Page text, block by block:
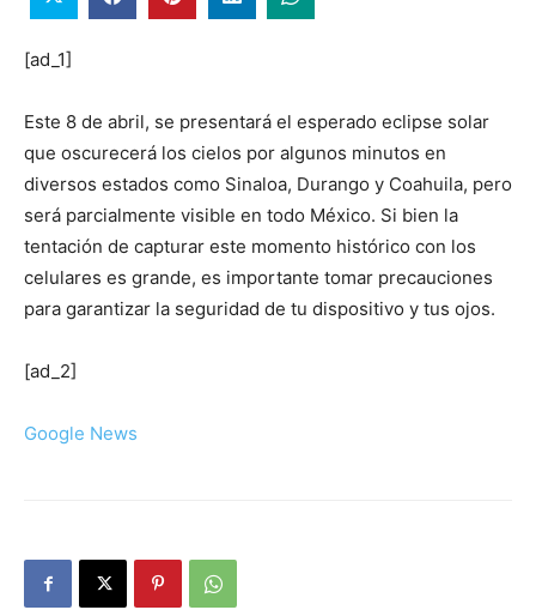
[ad_1]
Este 8 de abril, se presentará el esperado eclipse solar
que oscurecerá los cielos por algunos minutos en
diversos estados como Sinaloa, Durango y Coahuila, pero
será parcialmente visible en todo México. Si bien la
tentación de capturar este momento histórico con los
celulares es grande, es importante tomar precauciones
para garantizar la seguridad de tu dispositivo y tus ojos.
[ad_2]
Google News